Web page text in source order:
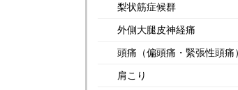
梨状筋症候群
外側大腿皮神経痛
頭痛（偏頭痛・緊張性頭痛）
肩こり